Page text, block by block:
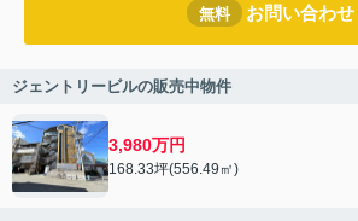
無料 お問い合わせ
ジェントリービルの販売中物件
3,980万円
168.33坪(556.49㎡)